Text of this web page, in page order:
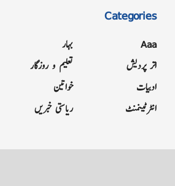
Categories
Aaa
اتر پردیش
ادبیات
انٹرٹینمنٹ
بہار
تعلیم و روزگار
خواتین
ریاستی خبریں